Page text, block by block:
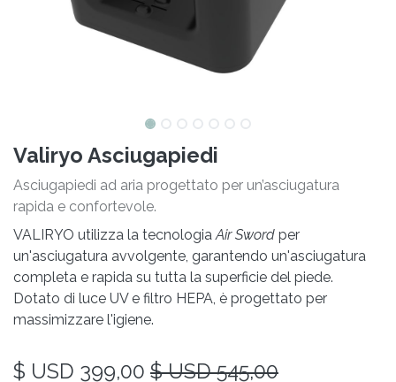
Valiryo Asciugapiedi
Asciugapiedi ad aria progettato per un’asciugatura
rapida e confortevole.
VALIRYO utilizza la tecnologiaAir Sword per
un'asciugatura avvolgente, garantendo un'asciugatura
completa e rapida su tutta la superficie del piede.
Dotato di luce UV e filtro HEPA, è progettato per
massimizzare l'igiene.
$ USD 399,00 $ USD545,00